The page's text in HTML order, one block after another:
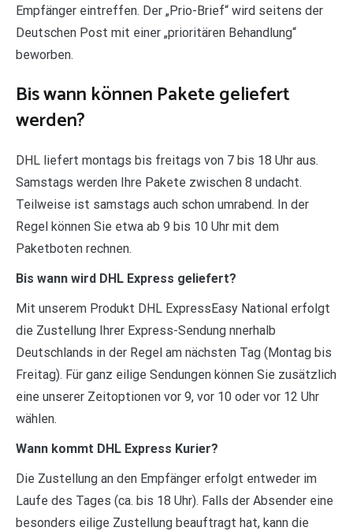
Empfänger eintreffen. Der „Prio-Brief“ wird seitens der
Deutschen Post mit einer „prioritären Behandlung“
beworben.
Bis wann können Pakete geliefert
werden?
DHL liefert montags bis freitags von 7 bis 18 Uhr aus.
Samstags werden Ihre Pakete zwischen 8 undacht.
Teilweise ist samstags auch schon umrabend. In der
Regel können Sie etwa ab 9 bis 10 Uhr mit dem
Paketboten rechnen.
Bis wann wird DHL Express geliefert?
Mit unserem Produkt DHL ExpressEasy National erfolgt
die Zustellung Ihrer Express-Sendung nnerhalb
Deutschlands in der Regel am nächsten Tag (Montag bis
Freitag). Für ganz eilige Sendungen können Sie zusätzlich
eine unserer Zeitoptionen vor 9, vor 10 oder vor 12 Uhr
wählen.
Wann kommt DHL Express Kurier?
Die Zustellung an den Empfänger erfolgt entweder im
Laufe des Tages (ca. bis 18 Uhr). Falls der Absender eine
besonders eilige Zustellung beauftragt hat, kann die